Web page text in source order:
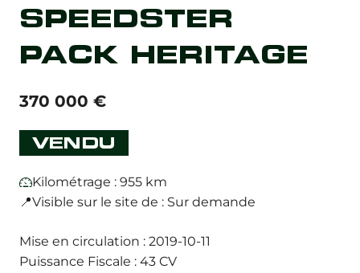
SPEEDSTER
PACK HERITAGE
370 000 €
VENDU
Kilométrage : 955 km
📍Visible sur le site de : Sur demande
Mise en circulation : 2019-10-11
Puissance Fiscale : 43 CV